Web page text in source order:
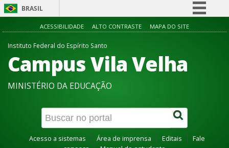
BRASIL
Simplifique!
Participe
Acesso à informação
Canais
ACESSIBILIDADE ALTO CONTRASTE MAPA DO SITE
Instituto Federal do Espírito Santo
Campus Vila Velha
MINISTÉRIO DA EDUCAÇÃO
Acesso a sistemas Área de imprensa Editais
Fale